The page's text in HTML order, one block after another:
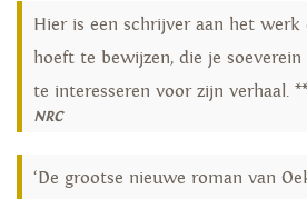
Hier is een schrijver aan het
hoeft te bewijzen, die je
te interesseren voor zijn verhaal.
NRC
‘De grootse nieuwe roman van